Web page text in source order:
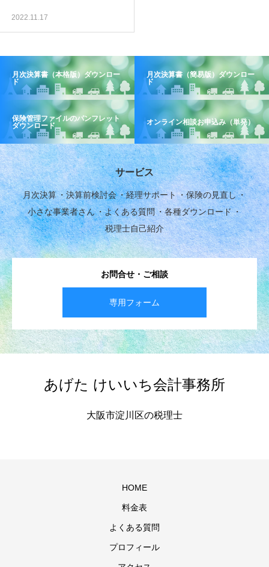
2022.11.17
月次決算書（本格版）ダウンロー
ド
月次決算書（簡易版）ダウンロー
ド
保険管理ファイルのパンフレット
ダウンロード
オンライン相談お申込み（単発）
サービス
月次決算 決算前検討会 経理サポート
保険の見直し
小さな事業者さん
よくある質問
各種ダウンロード
税理士自己紹介
お問合せ・ご相談
専用フォーム
あげた けいいち会計事務所
大阪市淀川区の税理士
HOME
料金表
よくある質問
プロフィール